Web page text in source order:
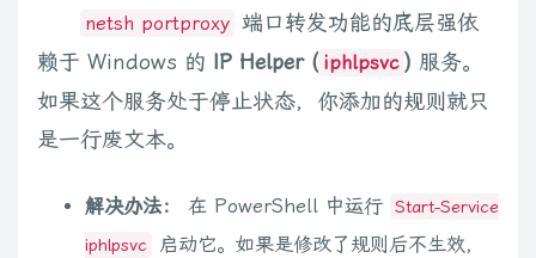
netsh portproxy 端口转发功能的底层强依
赖于 Windows 的 IP Helper ( iphlpsvc ) 服务。
如果这个服务处于停止状态，你添加的规则就只
是一行废文本。
解决办法： 在 PowerShell 中运行 Start-Service
iphlpsvc
启动它。如果是修改了规则后不生效，